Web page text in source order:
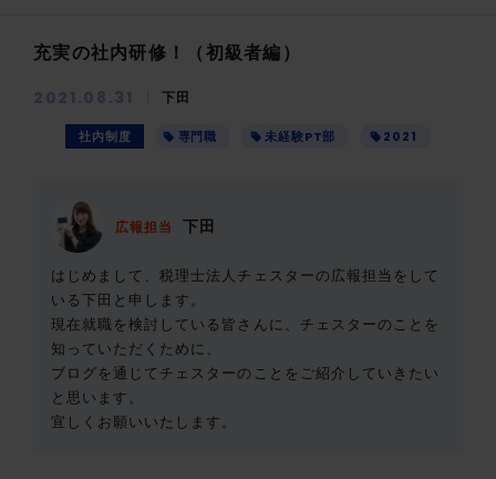
充実の社内研修！（初級者編）
2021.08.31 下田
社内制度 専門職 未経験PT部 2021
広報担当 下田
はじめまして、税理士法人チェスターの広報担当をして
いる下田と申します。
現在就職を検討している皆さんに、チェスターのことを
知っていただくために、
ブログを通じてチェスターのことをご紹介していきたい
と思います。
宜しくお願いいたします。